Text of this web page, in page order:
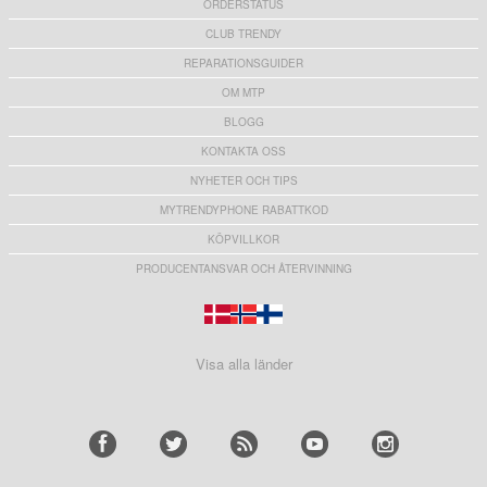
ORDERSTATUS
CLUB TRENDY
REPARATIONSGUIDER
OM MTP
BLOGG
KONTAKTA OSS
NYHETER OCH TIPS
MYTRENDYPHONE RABATTKOD
KÖPVILLKOR
PRODUCENTANSVAR OCH ÅTERVINNING
Visa alla länder